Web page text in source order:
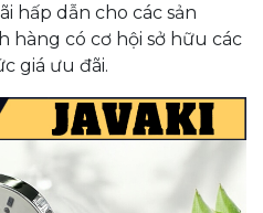
hấp dẫn cho các sản
hàng có cơ hội sở hữu các
giá ưu đãi.